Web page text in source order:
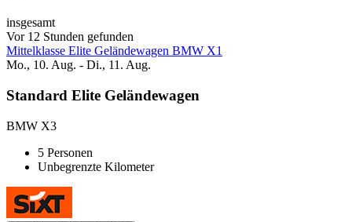
insgesamt
Vor 12 Stunden gefunden
Mittelklasse Elite Geländewagen BMW X1
Mo., 10. Aug. - Di., 11. Aug.
Standard Elite Geländewagen
BMW X3
5 Personen
Unbegrenzte Kilometer